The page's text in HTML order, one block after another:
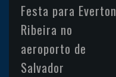
Festa para Everton
Ribeira no
aeroporto de
Salvador